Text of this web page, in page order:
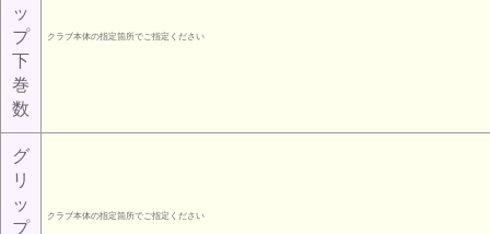
ッ
プ
下
巻
数
クラブ本体の指定箇所でご指定ください
グ
リ
ッ
プ
クラブ本体の指定箇所でご指定ください